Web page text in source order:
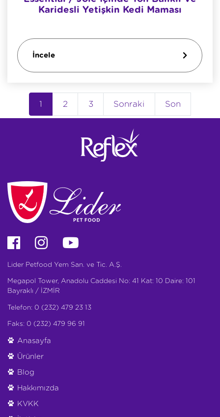
Karidesli Yetişkin Kedi Maması
İncele
1 2 3 Sonraki Son
Lider Petfood Yem San. ve Tic. A.Ş.
Megapol Tower, Anadolu Caddesi No: 41 Kat: 10 Daire: 101
Bayraklı / İZMİR
Telefon: 0 (232) 479 23 13
Faks: 0 (232) 479 96 91
Anasayfa
Ürünler
Blog
Hakkımızda
KVKK